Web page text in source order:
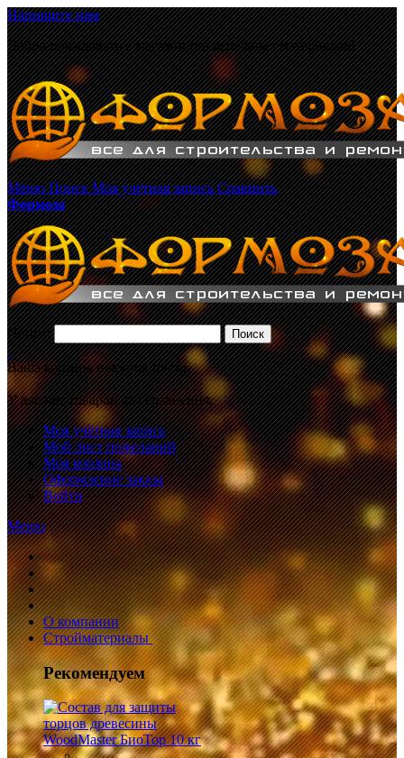
Напишите нам
Добро пожаловать в магазин строительных материалов!
Меню Поиск Моя учётная запись Сравнить
Формоза
Поиск: Поиск
Ваша корзина покупок пуста.
У вас нет товаров для сравнения.
Моя учётная запись
Мой лист пожеланий
Моя корзина
Оформление заказа
Войти
Меню
О компании
Стройматериалы
Рекомендуем